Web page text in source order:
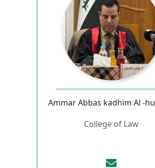
Ammar Abbas kadhim Al -
College of Law